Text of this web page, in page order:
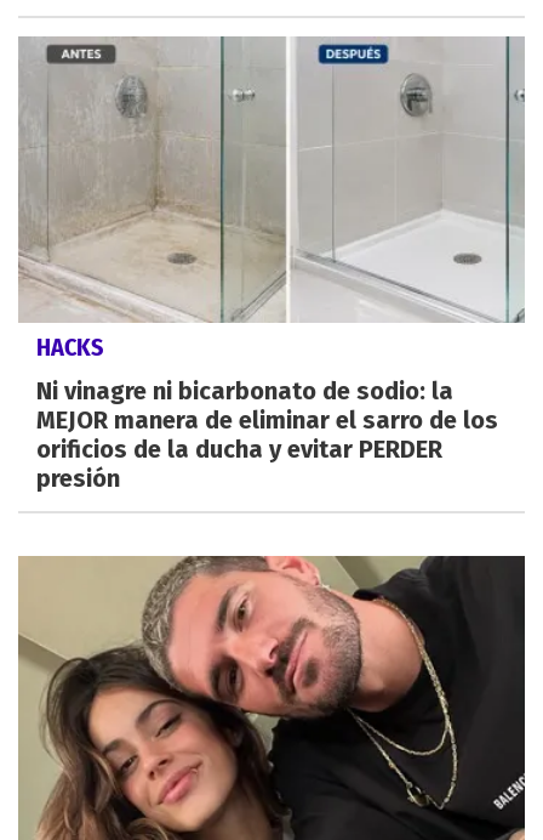
HACKS
Ni vinagre ni bicarbonato de sodio: la
MEJOR manera de eliminar el sarro de los
orificios de la ducha y evitar PERDER
presión